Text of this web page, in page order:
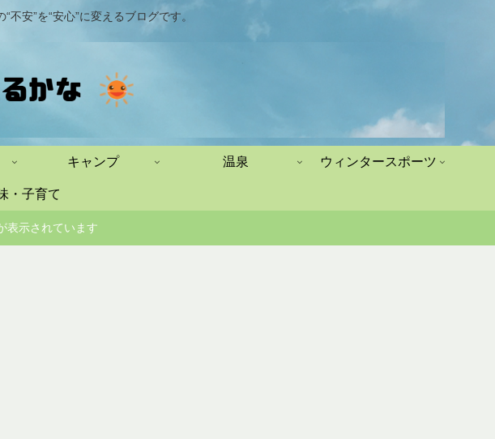
安”を“安心”に変えるブログです。
キャンプ 温泉 ウィンタースポーツ
・子育て
表示されています